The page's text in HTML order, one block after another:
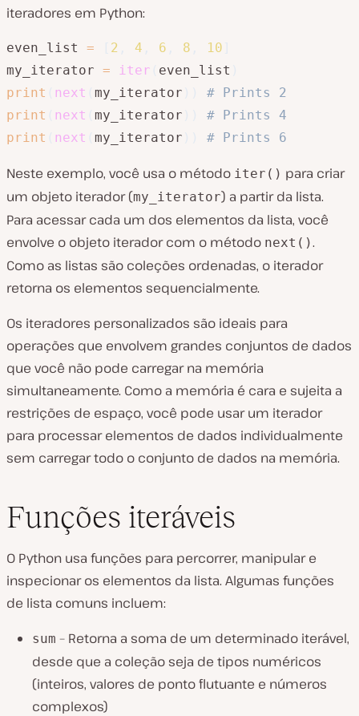
iteradores em Python:
even_list = 2 4 6 8 10
my_iterator = iter even_list
print
next my_iterator
# Prints 2
print
next my_iterator
# Prints 4
print
next my_iterator # Prints 6
Neste exemplo, você usa o método iter() para criar
um objeto iterador (my_iterator) a partir da lista.
Para acessar cada um dos elementos da lista, você
envolve o objeto iterador com o método next().
Como as listas são coleções ordenadas, o iterador
retorna os elementos sequencialmente.
Os iteradores personalizados são ideais para
operações que envolvem grandes conjuntos de dados
que você não pode carregar na memória
simultaneamente. Como a memória é cara e sujeita a
restrições de espaço, você pode usar um iterador
para processar elementos de dados individualmente
sem carregar todo o conjunto de dados na memória.
Funções iteráveis
O Python usa funções para percorrer, manipular e
inspecionar os elementos da lista. Algumas funções
de lista comuns incluem:
sum – Retorna a soma de um determinado iterável,
desde que a coleção seja de tipos numéricos
(inteiros, valores de ponto flutuante e números
complexos)